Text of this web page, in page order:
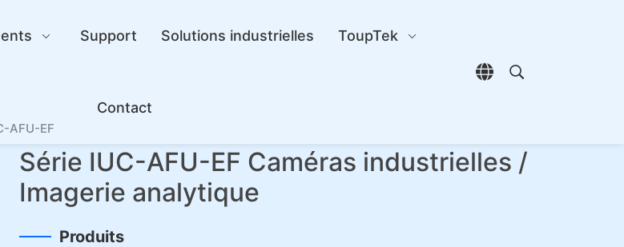
Support Solutions industrielles ToupTek
Contact
Ouvrir le sélecteur
Ouvrir la
AFU-EF
Série IUC-AFU-EF Caméras industrielles /
Imagerie analytique
Produits